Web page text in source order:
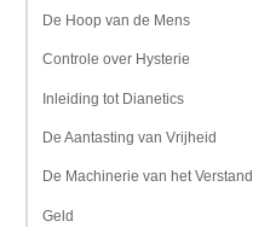
De Hoop van de Mens
Controle over Hysterie
Inleiding tot Dianetics
De Aantasting van Vrijheid
De Machinerie van het Verstand
Geld